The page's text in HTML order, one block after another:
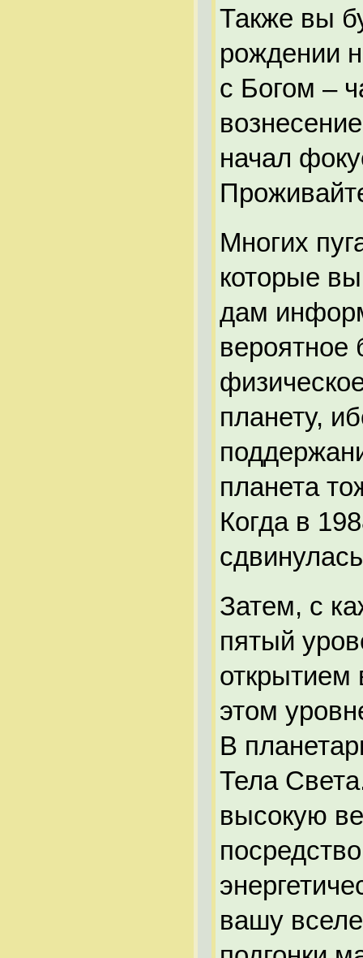
Также вы
рождении
с Богом –
начал
Многих
которые
дам
вероятное
планету,
планета
Когда в
Затем, с
пятый
открытием
этом
В
Тела
высокую
вашу